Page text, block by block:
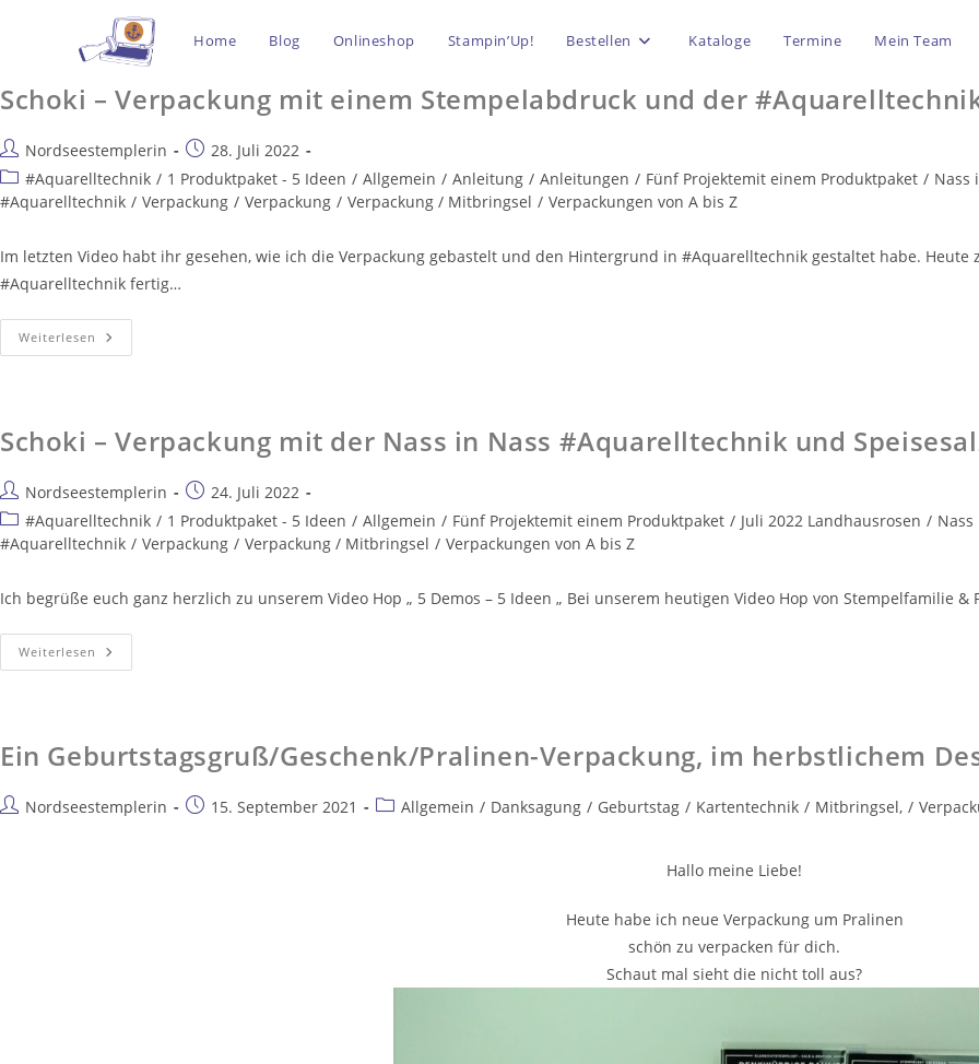
Home Blog Onlineshop Stampin’Up! Bestellen Kataloge Termine Mein Team
Schoki – Verpackung mit einem Stempelabdruck und der
Nordseestemplerin
28. Juli 2022
#Aquarelltechnik / 1 Produktpaket - 5 Ideen / Allgemein / Anleitung / Anleitungen / Fünf Projektemit einem Produktpaket / Nass
#Aquarelltechnik / Verpackung / Verpackung / Verpackung / Mitbringsel / Verpackungen von A bis Z
Im letzten Video habt ihr gesehen, wie ich die Verpackung gebastelt und den Hintergrund in #Aquarelltechnik gestaltet habe.
#Aquarelltechnik fertig…
Weiterlesen
Schoki – Verpackung mit der Nass in Nass #Aquarelltechnik und
Nordseestemplerin
24. Juli 2022
#Aquarelltechnik / 1 Produktpaket - 5 Ideen / Allgemein / Fünf Projektemit einem Produktpaket / Juli 2022 Landhausrosen /
#Aquarelltechnik / Verpackung / Verpackung / Mitbringsel / Verpackungen von A bis Z
Ich begrüße euch ganz herzlich zu unserem Video Hop „ 5 Demos – 5 Ideen „ Bei unserem heutigen Video Hop von Stempelfamilie
Weiterlesen
Ein Geburtstagsgruß/Geschenk/Pralinen-Verpackung, im herbstlichem
Nordseestemplerin 15. September 2021 Allgemein / Danksagung / Geburtstag / Kartentechnik / Mitbringsel, /
Hallo meine Liebe!
Heute habe ich neue Verpackung um Pralinen
schön zu verpacken für dich.
Schaut mal sieht die nicht toll aus?